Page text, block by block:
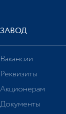
ЗАВОД
Вакансии
Реквизиты
Акционерам
Документы